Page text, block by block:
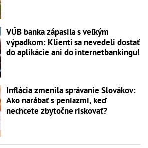
VÚB banka zápasila s veľkým
výpadkom: Klienti sa nevedeli dostať
do aplikácie ani do internetbankingu!
Inflácia zmenila správanie Slovákov:
Ako narábať s peniazmi, keď
nechcete zbytočne riskovať?